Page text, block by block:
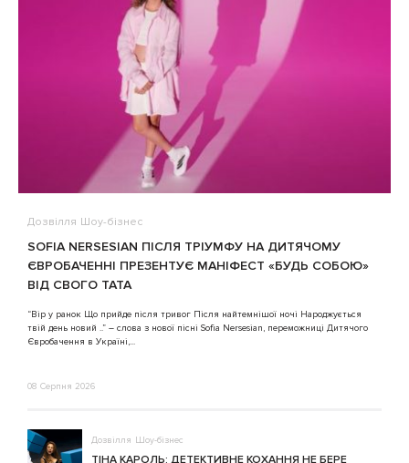
Дозвілля Шоу-бізнес
SOFIA NERSESIAN ПІСЛЯ ТРІУМФУ НА ДИТЯЧОМУ
ЄВРОБАЧЕННІ ПРЕЗЕНТУЄ МАНІФЕСТ «БУДЬ СОБОЮ»
ВІД СВОГО ТАТА
“Вір у ранок Що прийде після тривог Після найтемнішої ночі Народжується
твій день новий ..” – слова з нової пісні Sofia Nersesian, переможниці Дитячого
Євробачення в Україні,...
08 Серпня 2026
Дозвілля Шоу-бізнес
ТІНА КАРОЛЬ: ДЕТЕКТИВНЕ КОХАННЯ НЕ БЕРЕ